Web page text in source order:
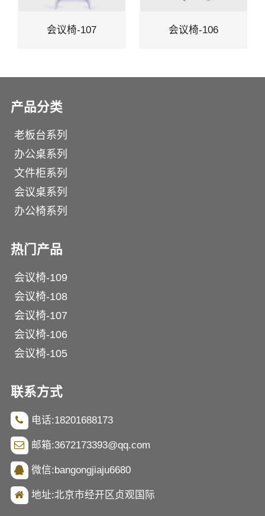
会议椅-107 会议椅-106
产品分类
老板台系列
办公桌系列
文件柜系列
会议桌系列
办公椅系列
热门产品
会议椅-109
会议椅-108
会议椅-107
会议椅-106
会议椅-105
联系方式
电话:18201688173
邮箱:3672173393@qq.com
微信:bangongjiaju6680
地址:北京市经开区贞观国际